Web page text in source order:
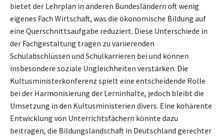
bietet der Lehrplan in anderen Bundesländern oft wenig
eigenes Fach Wirtschaft, was die ökonomische Bildung auf
eine Querschnittsaufgabe reduziert. Diese Unterschiede in
der Fachgestaltung tragen zu variierenden
Schulabschlüssen und Schulkarrieren bei und können
insbesondere soziale Ungleichheiten verstärken. Die
Kultusministerkonferenz spielt eine entscheidende Rolle
bei der Harmonisierung der Lerninhalte, jedoch bleibt die
Umsetzung in den Kultusministerien divers. Eine kohärente
Entwicklung von Unterrichtsfächern könnte dazu
beitragen, die Bildungslandschaft in Deutschland gerechter